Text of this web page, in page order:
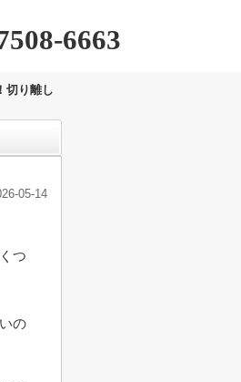
6663
切り離し
05-14
つ
の